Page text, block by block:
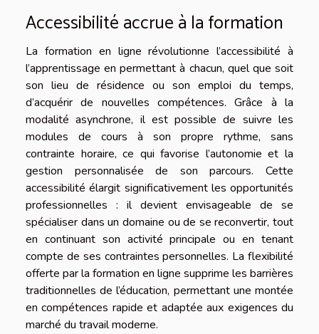
Accessibilité accrue à la formation
La formation en ligne révolutionne l’accessibilité à
l’apprentissage en permettant à chacun, quel que soit
son lieu de résidence ou son emploi du temps,
d’acquérir de nouvelles compétences. Grâce à la
modalité asynchrone, il est possible de suivre les
modules de cours à son propre rythme, sans
contrainte horaire, ce qui favorise l’autonomie et la
gestion personnalisée de son parcours. Cette
accessibilité élargit significativement les opportunités
professionnelles : il devient envisageable de se
spécialiser dans un domaine ou de se reconvertir, tout
en continuant son activité principale ou en tenant
compte de ses contraintes personnelles. La flexibilité
offerte par la formation en ligne supprime les barrières
traditionnelles de l’éducation, permettant une montée
en compétences rapide et adaptée aux exigences du
marché du travail moderne.